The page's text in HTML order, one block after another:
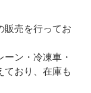
販売を行ってお
ン・冷凍車・
ており、在庫も